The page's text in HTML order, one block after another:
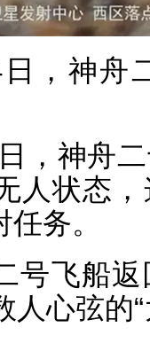
，神舟
，神舟
人状态
务。
号飞船
人心弦的